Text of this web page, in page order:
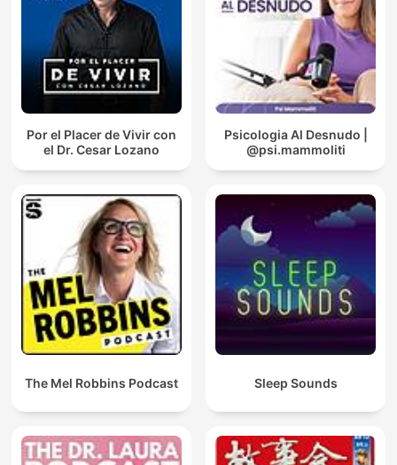
Por el Placer de Vivir con
el Dr. Cesar Lozano
Psicologia Al Desnudo |
@psi.mammoliti
The Mel Robbins Podcast Sleep Sounds